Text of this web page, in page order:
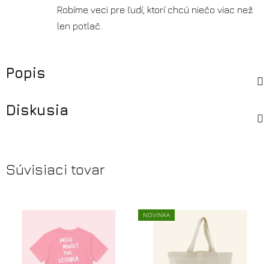
Robíme veci pre ľudí, ktorí chcú niečo viac než
len potlač.
Popis
Diskusia
Súvisiaci tovar
NOVINKA